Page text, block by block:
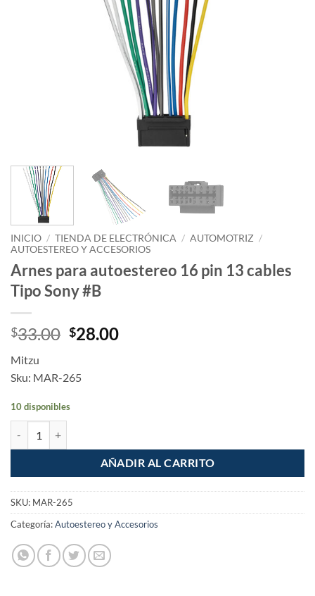
INICIO / TIENDA DE ELECTRÓNICA / AUTOMOTRIZ /
AUTOESTEREO Y ACCESORIOS
Arnes para autoestereo 16 pin 13 cables
Tipo Sony #B
$33.00 Original
$33.00.
$28.00Current
Mitzu
Sku: MAR-265
10 disponibles
AÑADIR AL CARRITO
SKU: MAR-265
Categoría:Autoestereo y Accesorios